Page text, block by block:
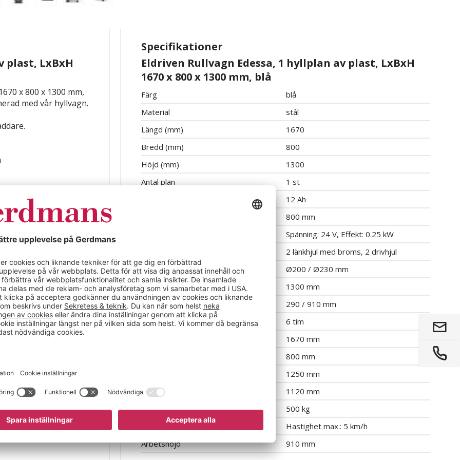
plast, LxBxH
x 800 x 1300 mm,
med vår hyllvagn.
är 4
framåt och bakåt
Specifikationer
Eldriven Rullvagn Edessa, 1 hyllplan av plast, LxBxH
1670 x 800 x 1300 mm, blå
Färg
blå
Material
stål
Längd (mm)
1670
Bredd (mm)
800
Höjd (mm)
1300
Antal plan
1 st
12 Ah
800 mm
Spänning: 24 V, Effekt: 0.25 kW
2 länkhjul med broms, 2 drivhjul
Hjuldiameter
Ø200 / Ø230 mm
Höjd
1300 mm
Höjd till hyllplan
290 / 910 mm
Laddningstid
6 tim
1670 mm
800 mm
1250 mm
Skjutbygelhöjd
1120 mm
Total lastkapacitet
500 kg
Hastighet max.: 5 km/h
Arbetshöjd
910 mm